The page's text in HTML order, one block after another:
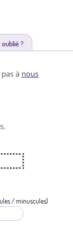
oublié ?
à nous
/ minuscules)